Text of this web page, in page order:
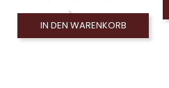
IN DEN WARENKORB